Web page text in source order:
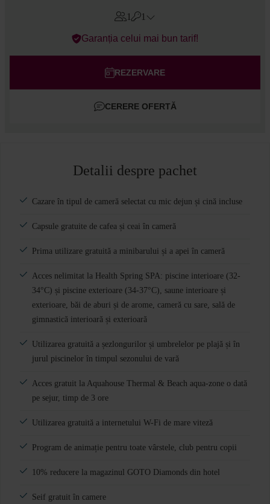
1 1
Errors?
Copii
Garanția celui mai bun tarif!
REZERVARE
CERERE OFERTĂ
Detalii despre pachet
Cazare în tipul de cameră selectat cu mic dejun și cină incluse
Capsule gratuite de cafea și ceai în cameră
Prima utilizare gratuită a minibarului și a apei în cameră
Acces nelimitat la Health Spring SPA: piscine interioare (32-
34°C) și piscine exterioare (34-37°C), saune interioare și
exterioare, băi de aburi și de arome, cameră cu sare, sală de
gimnastică interioară și exterioară
Utilizarea gratuită a șezlongurilor și umbrelelor pe plajă și în
jurul piscinelor în timpul sezonului de vară
Acces gratuit la Aquahouse Thermal & Beach aqua-zone o dată
pe sejur, timp de 3 ore
Utilizarea gratuită a internetului W-Fi de mare viteză
Program de animație pentru toate vârstele, club pentru copii
10% reducere la magazinul GOTO Diamonds din hotel
Seif gratuit în camere